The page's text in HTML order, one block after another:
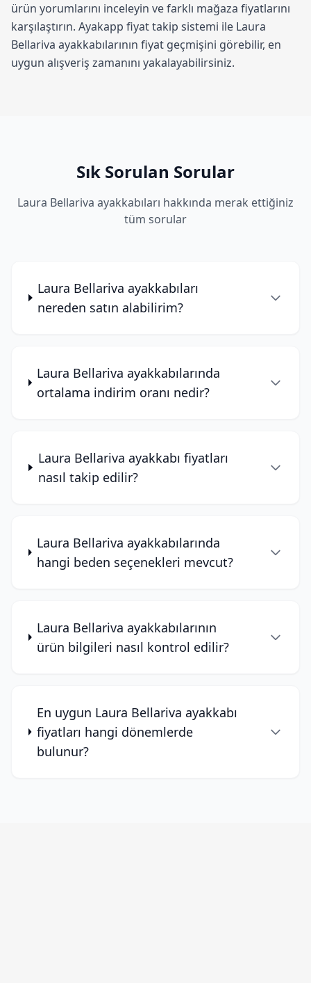
ürün yorumlarını inceleyin ve farklı mağaza fiyatlarını
karşılaştırın. Ayakapp fiyat takip sistemi ile Laura
Bellariva ayakkabılarının fiyat geçmişini görebilir, en
uygun alışveriş zamanını yakalayabilirsiniz.
Sık Sorulan Sorular
Laura Bellariva ayakkabıları hakkında merak ettiğiniz
tüm sorular
Laura Bellariva ayakkabıları
nereden satın alabilirim?
Laura Bellariva ayakkabılarında
ortalama indirim oranı nedir?
Laura Bellariva ayakkabı fiyatları
nasıl takip edilir?
Laura Bellariva ayakkabılarında
hangi beden seçenekleri mevcut?
Laura Bellariva ayakkabılarının
ürün bilgileri nasıl kontrol edilir?
En uygun Laura Bellariva ayakkabı
fiyatları hangi dönemlerde
bulunur?